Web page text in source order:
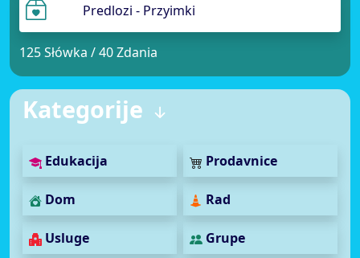
Predlozi - Przyimki
125 Słówka / 40 Zdania
Kategorije
Edukacija Prodavnice
Dom Rad
Usluge Grupe